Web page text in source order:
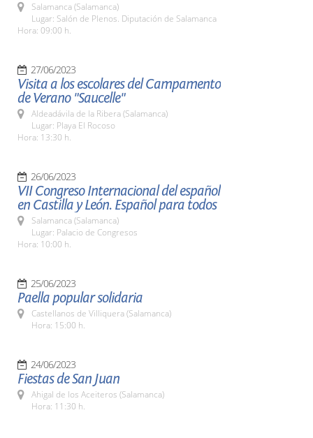
Salamanca (Salamanca)
Lugar: Salón de Plenos. Diputación de Salamanca
Hora: 09:00 h.
27/06/2023
Visita a los escolares del Campamento
de Verano "Saucelle"
Aldeadávila de la Ribera (Salamanca)
Lugar: Playa El Rocoso
Hora: 13:30 h.
26/06/2023
VII Congreso Internacional del español
en Castilla y León. Español para todos
Salamanca (Salamanca)
Lugar: Palacio de Congresos
Hora: 10:00 h.
25/06/2023
Paella popular solidaria
Castellanos de Villiquera (Salamanca)
Hora: 15:00 h.
24/06/2023
Fiestas de San Juan
Ahigal de los Aceiteros (Salamanca)
Hora: 11:30 h.